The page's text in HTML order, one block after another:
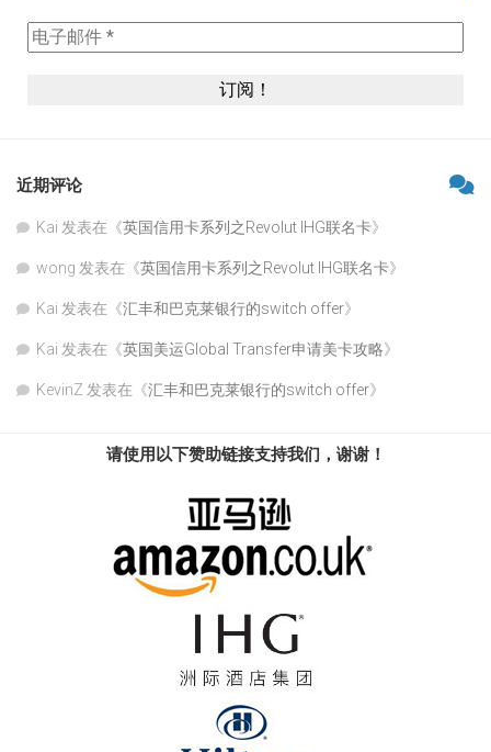
近期评论
Kai 发表在《英国信用卡系列之Revolut IHG联名卡》
wong 发表在《英国信用卡系列之Revolut IHG联名卡》
Kai 发表在《汇丰和巴克莱银行的switch offer》
Kai 发表在《英国美运Global Transfer申请美卡攻略》
KevinZ 发表在《汇丰和巴克莱银行的switch offer》
请使用以下赞助链接支持我们，谢谢！